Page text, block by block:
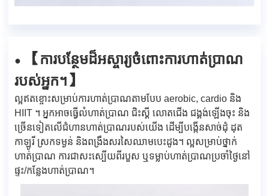
● 【 ការបន្ថែមដ៏អស្ចារ្យចំពោះការហាត់ប្រាណ
របស់អ្នក។ 】
ល្អឥតខ្ចោះសម្រាប់ការហាត់ប្រាណតាមបែប aerobic, cardio និង
HIIT ។ អ្នក​អាច​ធ្វើ​លំហាត់ប្រាណ ជិះស្គី លោត​ជើង ជង្គង់​ឡើង​ចុះ និង​
ច្រើន​ទៀត​លើ​ជំហាន​ហាត់​ប្រាណ​របស់​យើង ដើម្បី​បង្កើន​សាច់ដុំ ដុត​
កាឡូរី ស្រក​ទម្ងន់ និង​ពង្រឹង​សរសៃឈាម​បេះដូង។ ល្អសម្រាប់ថ្នាក់
ហាត់ប្រាណ ការជាសះស្បើយពីរបួស ឬទម្លាប់ហាត់ប្រាណប្រចាំថ្ងៃនៅ
ផ្ទះ/កន្លែងហាត់ប្រាណ។